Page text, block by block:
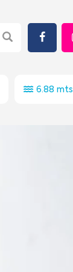
6.88 mts